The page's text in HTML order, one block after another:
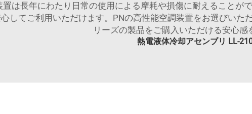
は長年にわたり日常の使用による摩耗や損傷に耐えること
してご利用いただけます。PNの高性能空調装置をお選びい
リーズの製品をご購入いただける安心感
熱電液体冷却アセンブリ LL-